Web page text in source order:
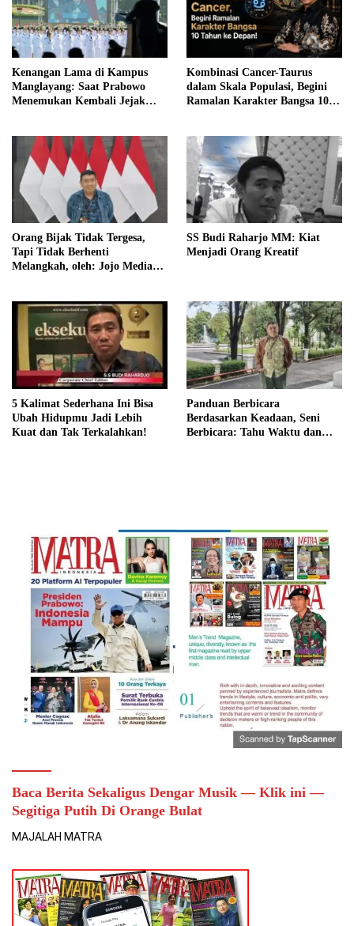
Kenangan Lama di Kampus
Manglayang: Saat Prabowo
Menemukan Kembali Jejak
Kombinasi Cancer-Taurus
dalam Skala Populasi, Begini
Ramalan Karakter Bangsa 10
Orang Bijak Tidak Tergesa,
Tapi Tidak Berhenti
Melangkah, oleh: Jojo Media
SS Budi Raharjo MM: Kiat
Menjadi Orang Kreatif
5 Kalimat Sederhana Ini Bisa
Ubah Hidupmu Jadi Lebih
Kuat dan Tak Terkalahkan!
Panduan Berbicara
Berdasarkan Keadaan, Seni
Berbicara: Tahu Waktu dan
Baca Berita Sekaligus Dengar Musik — Klik ini —
Segitiga Putih Di Orange Bulat
MAJALAH MATRA